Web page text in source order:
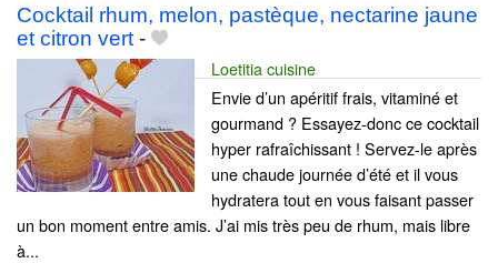
Cocktail rhum, melon, pastèque, nectarine jaune
et citron vert -
Loetitia cuisine
Envie d’un apéritif frais, vitaminé et
gourmand ? Essayez-donc ce cocktail
hyper rafraîchissant ! Servez-le après
une chaude journée d’été et il vous
hydratera tout en vous faisant passer
un bon moment entre amis. J’ai mis très peu de rhum, mais libre
à...